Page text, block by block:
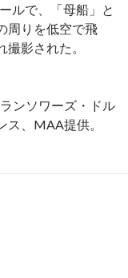
ルで、「母船」と
周りを低空で飛
影された。
ンソワーズ・ドル
ス、MAA提供。